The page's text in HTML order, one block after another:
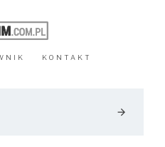
KONTAKT
arrow_forward